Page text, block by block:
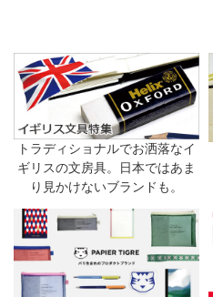
トラディショナルでお洒落なイ
ギリスの文房具。日本ではあま
り見かけないブランドも。